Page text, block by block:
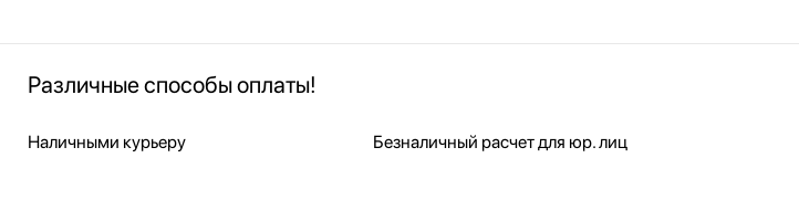
Различные способы оплаты!
Наличными курьеру Безналичный расчет для юр. лиц